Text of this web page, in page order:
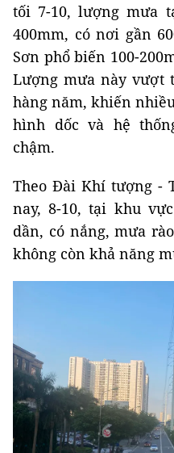
tối 7-10, lượng mưa
400mm, có nơi gần
Sơn phổ biến 100-
Lượng mưa này vượt
hàng năm, khiến
hình dốc và hệ
chậm.
Theo Đài Khí tượng -
nay, 8-10, tại khu
dần, có nắng, mưa
không còn khả năng